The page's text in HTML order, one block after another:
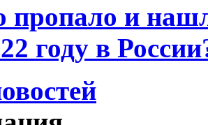
пропало и
году в